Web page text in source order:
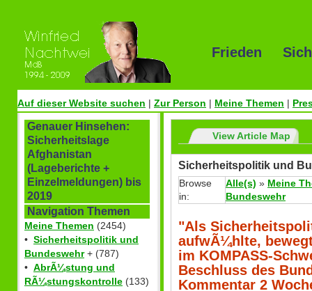
Frieden
Auf dieser Website suchen | Zur Person | Meine Themen |
Genauer Hinsehen:
Sicherheitslage
Afghanistan
(Lageberichte +
Einzelmeldungen) bis
2019
Navigation Themen
Meine Themen (2454)
• Sicherheitspolitik und
Bundeswehr+ (787)
• AbrÃ¼stung und
RÃ¼stungskontrolle (133)
View Article Map
Sicherheitspolitik und
Browse
in:
Alle(s) » Meine
Bundeswehr
"Als
aufwÃ¼hlte,
im KOMPASS-
Beschluss des
Kommentar 2